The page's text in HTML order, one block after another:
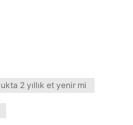
2 yıllık et yenir mi